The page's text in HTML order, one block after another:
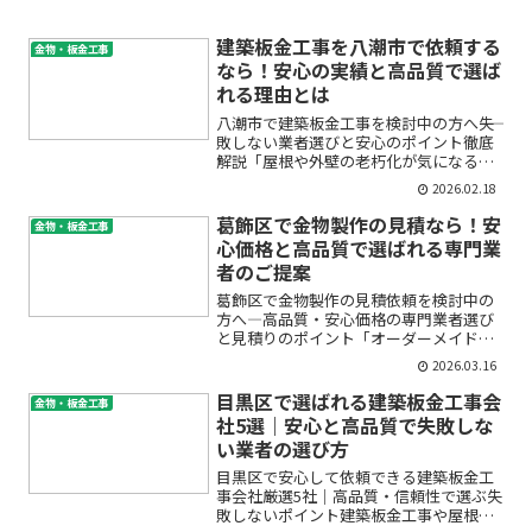
金物・板金工事
建築板金工事を八潮市で依頼する
なら！安心の実績と高品質で選ば
れる理由とは
八潮市で建築板金工事を検討中の方へ――失
敗しない業者選びと安心のポイント徹底
解説「屋根や外壁の老朽化が気になる」
「雨漏りや雨樋のトラブルを早く直した
い」「そろそろ自宅のメンテナンスを考
えなきゃ」――そんなお悩みを抱えている八
潮市の皆様へ。本...
2026.02.18
金物・板金工事
葛飾区で金物製作の見積なら！安
心価格と高品質で選ばれる専門業
者のご提案
葛飾区で金物製作の見積依頼を検討中の
方へ―高品質・安心価格の専門業者選び
と見積りのポイント「オーダーメイドの
金物製作を葛飾区で頼みたいけれど、ど
こに見積りを頼んだらいいのかわからな
い」「予算内で希望通りの仕上がりにな
るか不安」「ステンレスや...
2026.03.16
金物・板金工事
目黒区で選ばれる建築板金工事会
社5選｜安心と高品質で失敗しな
い業者の選び方
目黒区で安心して依頼できる建築板金工
事会社厳選5社｜高品質・信頼性で選ぶ失
敗しないポイント建築板金工事や屋根・